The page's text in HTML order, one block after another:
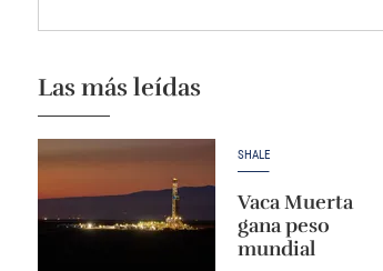
Las más leídas
SHALE
Vaca Muerta
gana peso
mundial